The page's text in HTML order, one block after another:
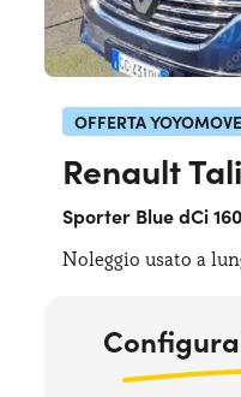
CHI SIAMO
La nostra storia
Lavora con noi
COME FUNZIONA
PERCHÉ CONVIENE
OFFERTA YOYOMOVE
Renault
Sporter Blue dCi
Noleggio usato a